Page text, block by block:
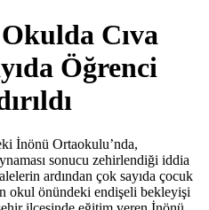
Cıva
Öğrenci
İnönü Ortaokulu’nda,
sonucu zehirlendiği iddia
ardından çok sayıda çocuk
okul önündeki endişeli bekleyişi